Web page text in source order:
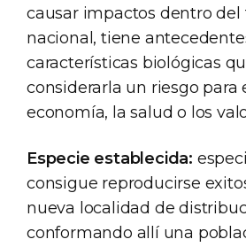
causar impactos dentro del
nacional, tiene
características biológicas
considerarla un riesgo para
economía, la salud o los
Especie establecida:
consigue reproducirse
nueva localidad de
conformando allí una